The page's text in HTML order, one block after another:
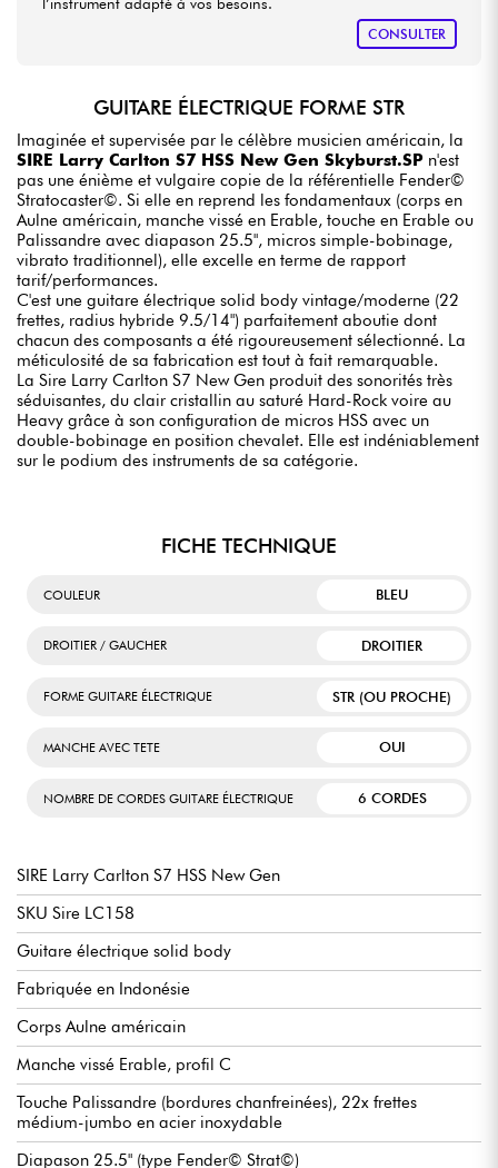
CONSULTER
GUITARE ÉLECTRIQUE FORME STR
Imaginée et supervisée par le célèbre musicien américain, la
SIRE Larry Carlton S7 HSS New Gen Skyburst.SP n'est
pas une énième et vulgaire copie de la référentielle Fender©
Stratocaster©. Si elle en reprend les fondamentaux (corps en
Aulne américain, manche vissé en Erable, touche en Erable ou
Palissandre avec diapason 25.5", micros simple-bobinage,
vibrato traditionnel), elle excelle en terme de rapport
tarif/performances.
C'est une guitare électrique solid body vintage/moderne (22
frettes, radius hybride 9.5/14") parfaitement aboutie dont
chacun des composants a été rigoureusement sélectionné. La
méticulosité de sa fabrication est tout à fait remarquable.
La Sire Larry Carlton S7 New Gen produit des sonorités très
séduisantes, du clair cristallin au saturé Hard-Rock voire au
Heavy grâce à son configuration de micros HSS avec un
double-bobinage en position chevalet. Elle est indéniablement
sur le podium des instruments de sa catégorie.
FICHE TECHNIQUE
COULEUR BLEU
DROITIER / GAUCHER DROITIER
FORME GUITARE ÉLECTRIQUE STR (OU PROCHE)
MANCHE AVEC TETE OUI
NOMBRE DE CORDES GUITARE ÉLECTRIQUE 6 CORDES
SIRE Larry Carlton S7 HSS New Gen
SKU Sire LC158
Guitare électrique solid body
Fabriquée en Indonésie
Corps Aulne américain
Manche vissé Erable, profil C
Touche Palissandre (bordures chanfreinées), 22x frettes
médium-jumbo en acier inoxydable
Diapason 25.5" (type Fender© Strat©)